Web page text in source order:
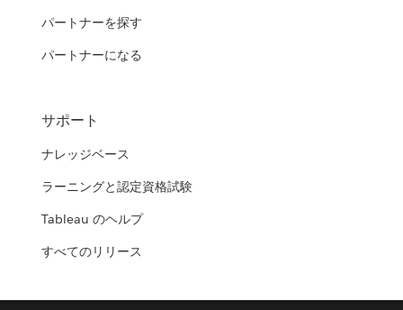
パートナーを探す
パートナーになる
サポート
ナレッジベース
ラーニングと認定資格試験
Tableau のヘルプ
すべてのリリース